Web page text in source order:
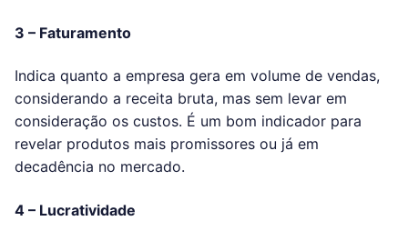
3 – Faturamento
Indica quanto a empresa gera em volume de vendas,
considerando a receita bruta, mas sem levar em
consideração os custos. É um bom indicador para
revelar produtos mais promissores ou já em
decadência no mercado.
4 – Lucratividade